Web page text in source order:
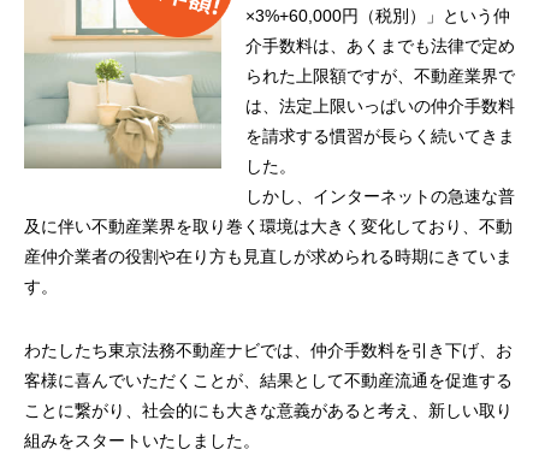
×3%+60,000円（税別）」という仲
介手数料は、あくまでも法律で定め
られた上限額ですが、不動産業界で
は、法定上限いっぱいの仲介手数料
を請求する慣習が長らく続いてきま
した。
しかし、インターネットの急速な普
及に伴い不動産業界を取り巻く環境は大きく変化しており、不動
産仲介業者の役割や在り方も見直しが求められる時期にきていま
す。
わたしたち東京法務不動産ナビでは、仲介手数料を引き下げ、お
客様に喜んでいただくことが、結果として不動産流通を促進する
ことに繋がり、社会的にも大きな意義があると考え、新しい取り
組みをスタートいたしました。